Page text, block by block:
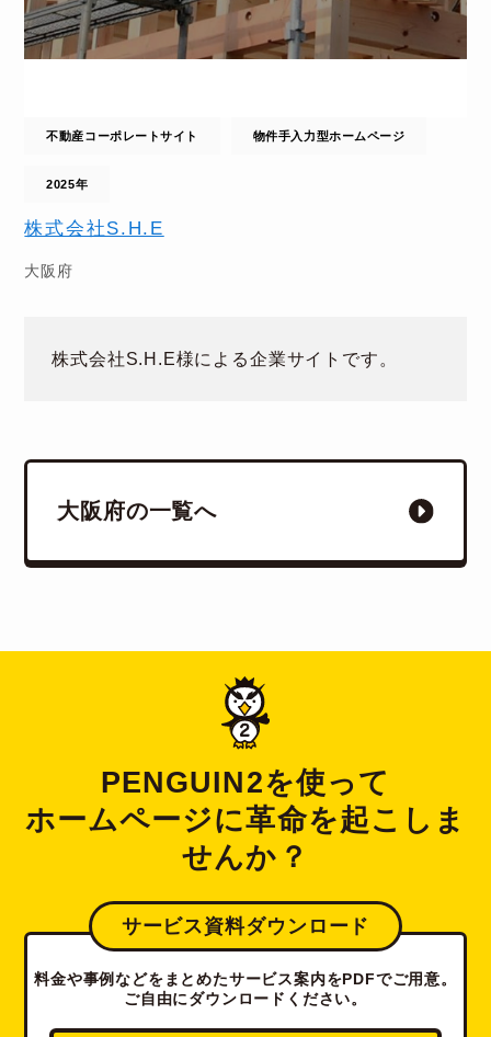
不動産コーポレートサイト 物件手入力型ホームページ
2025年
株式会社S.H.E
大阪府
株式会社S.H.E様による企業サイトです。
大阪府の一覧へ
PENGUIN2を使って
ホームページに革命を起こしま
せんか？
サービス資料ダウンロード
料金や事例などをまとめたサービス案内をPDFでご用意。
ご自由にダウンロードください。